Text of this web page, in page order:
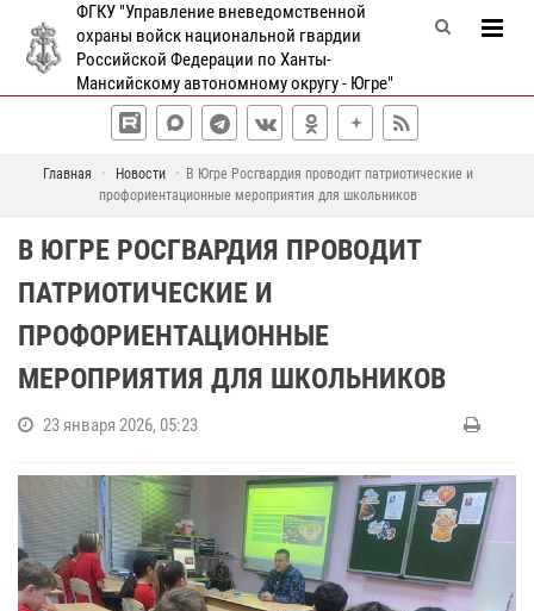
ФГКУ "Управление вневедомственной
охраны войск национальной гвардии
Российской Федерации по Ханты-
Мансийскому автономному округу - Югре"
Главная Новости
В Югре Росгвардия проводит патриотические и
профориентационные мероприятия для школьников
В ЮГРЕ РОСГВАРДИЯ ПРОВОДИТ
ПАТРИОТИЧЕСКИЕ И
ПРОФОРИЕНТАЦИОННЫЕ
МЕРОПРИЯТИЯ ДЛЯ ШКОЛЬНИКОВ
23 января 2026, 05:23